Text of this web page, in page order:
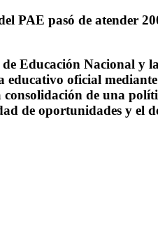
PAE pasó de atender
Educación Nacional y
educativo oficial
de una
de oportunidades y el